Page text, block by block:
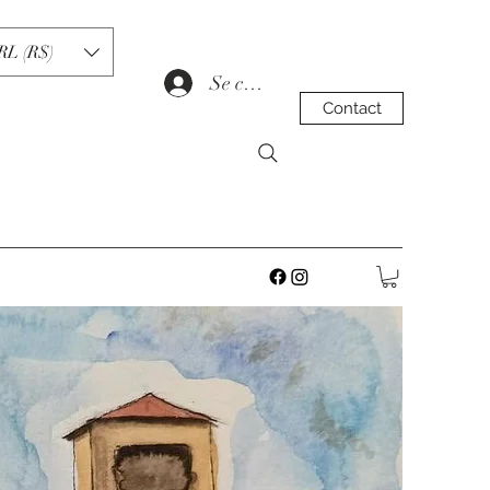
Contact
Se connecter
(R$)